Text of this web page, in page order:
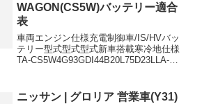
WAGON(CS5W)バッテリー適合
表
車両エンジン仕様充電制御車/IS/HVバッ
テリー型式型式型式新車搭載寒冷地仕様
TA-CS5W4G93GDI44B20L75D23LLA-
ニッサン | グロリア 営業車(Y31)